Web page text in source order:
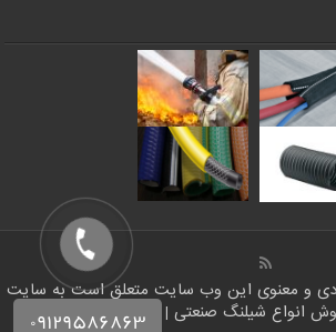
انواع شیلنگ صنعتی | فروشگاه شلنگ